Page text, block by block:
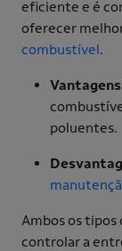
eficiente e é
oferecer
combustível.
poluentes.
Ambos os
controlar a